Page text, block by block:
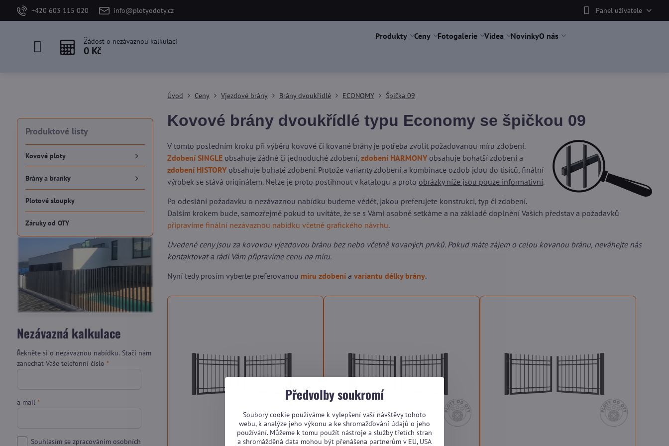
+420 603 115 020 info@plotyodoty.cz Panel uživatele
Žádost o nezávaznou kalkulaci
0 Kč
Produkty Ceny Fotogalerie Videa NovinkyO nás
Úvod Ceny Vjezdové brány Brány dvoukřídlé ECONOMY Špička 09
Kovové brány dvoukřídlé typu Economy se špičkou 09
V tomto posledním kroku při výběru kovové či kované brány je potřeba zvolit požadovanou míru zdobení.
Zdobení SINGLE obsahuje žádné či jednoduché zdobení,zdobení HARMONYobsahuje bohatší zdobení a
zdobení HISTORYobsahuje bohaté zdobení. Protože varianty zdobení a kombinace ozdob jdou do tisíců, finální
výrobek se stává originálem. Nelze je proto postihnout v katalogu a proto obrázky níže jsou pouze informativní.
Po odeslání požadavku o nezávaznou nabídku budeme vědět, jakou preferujete konstrukci, typ či zdobení.
Dalším krokem bude, samozřejmě pokud to uvítáte, že se s Vámi osobně setkáme a na základě doplnění Vašich představ a požadavků
připravíme finální nezávaznou nabídku včetně grafického návrhu.
Uvedené ceny jsou za kovovou vjezdovou bránu bez nebo včetně kovaných prvků. Pokud máte zájem o celou kovanou bránu, neváhejte nás
kontaktovat a rádi Vám připravíme cenu na míru.
Nyní tedy prosím vyberte preferovanou míru zdobení avariantu délky brány.
Produktové listy
Kovové ploty
Brány a branky
Plotové sloupky
Záruky od OTY
Nezávazná kalkulace
Řekněte si o nezávaznou nabídku. Stačí nám
zanechat Vaše telefonní číslo *
a mail *
Souhlasím se zpracováním osobních
Předvolby soukromí
Soubory cookie používáme k vylepšení vaší návštěvy tohoto
webu, k analýze jeho výkonu a ke shromažďování údajů o jeho
používání. Můžeme k tomu použít nástroje a služby třetích stran
a shromážděná data mohou být přenášena partnerům v EU, USA